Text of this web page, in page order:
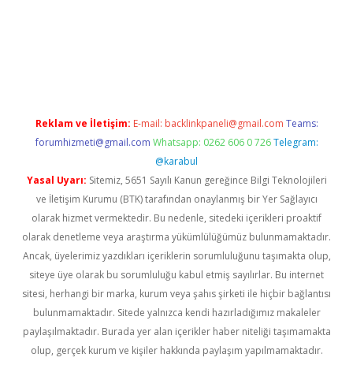
Reklam ve İletişim: E-mail: backlinkpaneli@gmail.com Teams:
forumhizmeti@gmail.com Whatsapp: 0262 606 0 726 Telegram:
@karabul
Yasal Uyarı: Sitemiz, 5651 Sayılı Kanun gereğince Bilgi Teknolojileri
ve İletişim Kurumu (BTK) tarafından onaylanmış bir Yer Sağlayıcı
olarak hizmet vermektedir. Bu nedenle, sitedeki içerikleri proaktif
olarak denetleme veya araştırma yükümlülüğümüz bulunmamaktadır.
Ancak, üyelerimiz yazdıkları içeriklerin sorumluluğunu taşımakta olup,
siteye üye olarak bu sorumluluğu kabul etmiş sayılırlar. Bu internet
sitesi, herhangi bir marka, kurum veya şahıs şirketi ile hiçbir bağlantısı
bulunmamaktadır. Sitede yalnızca kendi hazırladığımız makaleler
paylaşılmaktadır. Burada yer alan içerikler haber niteliği taşımamakta
olup, gerçek kurum ve kişiler hakkında paylaşım yapılmamaktadır.